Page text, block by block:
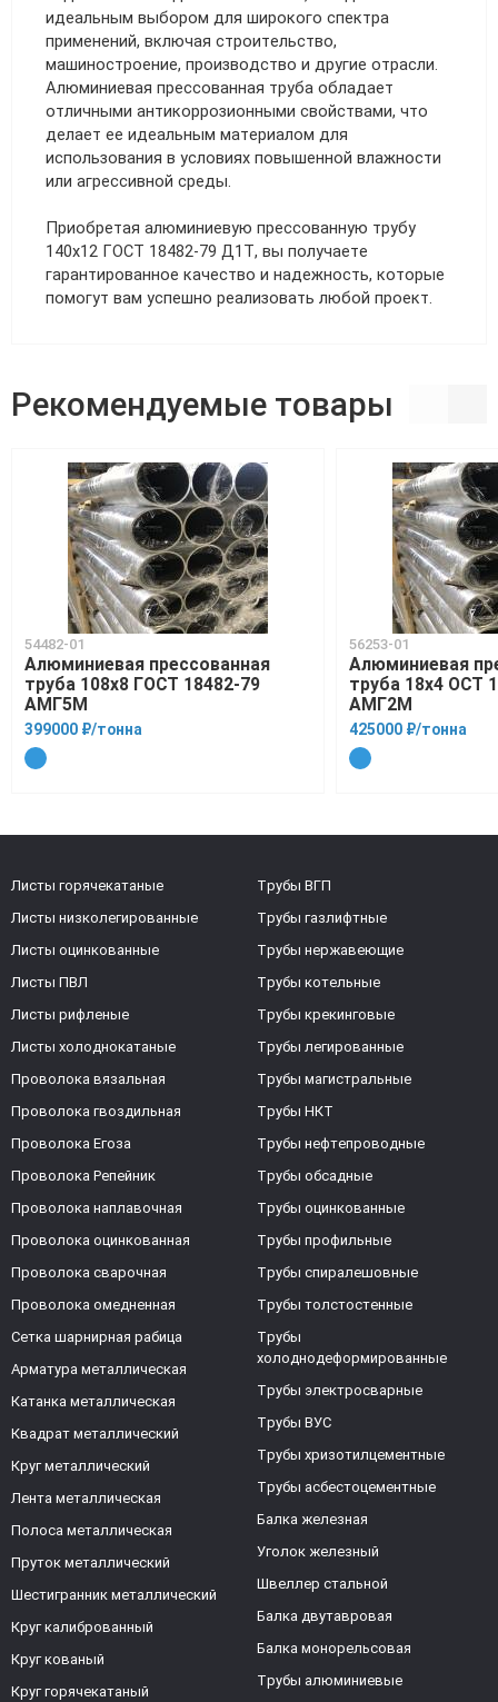
идеальным выбором для широкого спектра
применений, включая строительство,
машиностроение, производство и другие отрасли.
Алюминиевая прессованная труба обладает
отличными антикоррозионными свойствами, что
делает ее идеальным материалом для
использования в условиях повышенной влажности
или агрессивной среды.
Приобретая алюминиевую прессованную трубу
140х12 ГОСТ 18482-79 Д1Т, вы получаете
гарантированное качество и надежность, которые
помогут вам успешно реализовать любой проект.
Рекомендуемые товары
54482-01
Алюминиевая прессованная
труба 108х8 ГОСТ 18482-79
АМГ5М
399000 ₽/тонна
56253-01
Алюминиевая
труба 18х4 ОСТ
АМГ2М
425000 ₽/тонна
Листы горячекатаные
Листы низколегированные
Листы оцинкованные
Листы ПВЛ
Листы рифленые
Листы холоднокатаные
Проволока вязальная
Проволока гвоздильная
Проволока Егоза
Проволока Репейник
Проволока наплавочная
Проволока оцинкованная
Проволока сварочная
Проволока омедненная
Сетка шарнирная рабица
Арматура металлическая
Катанка металлическая
Квадрат металлический
Круг металлический
Лента металлическая
Полоса металлическая
Пруток металлический
Шестигранник металлический
Круг калиброванный
Круг кованый
Круг горячекатаный
Трубы ВГП
Трубы газлифтные
Трубы нержавеющие
Трубы котельные
Трубы крекинговые
Трубы легированные
Трубы магистральные
Трубы НКТ
Трубы нефтепроводные
Трубы обсадные
Трубы оцинкованные
Трубы профильные
Трубы спиралешовные
Трубы толстостенные
Трубы
холоднодеформированные
Трубы электросварные
Трубы ВУС
Трубы хризотилцементные
Трубы асбестоцементные
Балка железная
Уголок железный
Швеллер стальной
Балка двутавровая
Балка монорельсовая
Трубы алюминиевые